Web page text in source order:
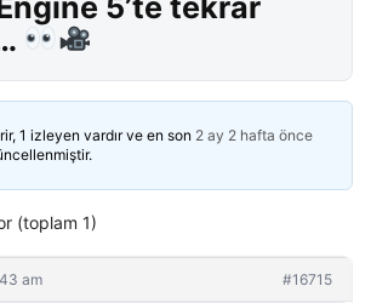
5’te tekrar
1 izleyen vardır ve en son 2 ay 2 hafta önce
(toplam 1)
am #16715